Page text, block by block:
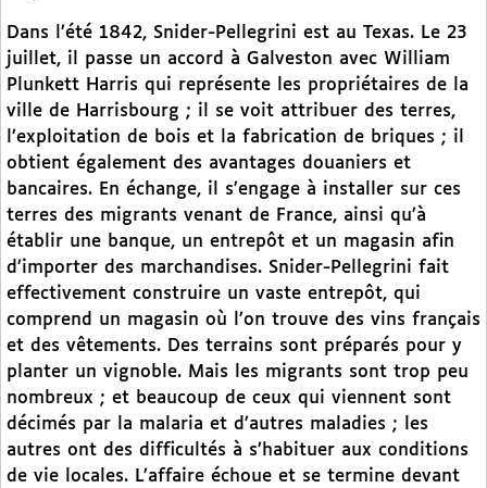
Dans l’été 1842, Snider-Pellegrini est au Texas. Le 23
juillet, il passe un accord à Galveston avec William
Plunkett Harris qui représente les propriétaires de la
ville de Harrisbourg ; il se voit attribuer des terres,
l’exploitation de bois et la fabrication de briques ; il
obtient également des avantages douaniers et
bancaires. En échange, il s’engage à installer sur ces
terres des migrants venant de France, ainsi qu’à
établir une banque, un entrepôt et un magasin afin
d’importer des marchandises. Snider-Pellegrini fait
effectivement construire un vaste entrepôt, qui
comprend un magasin où l’on trouve des vins français
et des vêtements. Des terrains sont préparés pour y
planter un vignoble. Mais les migrants sont trop peu
nombreux ; et beaucoup de ceux qui viennent sont
décimés par la malaria et d’autres maladies ; les
autres ont des difficultés à s’habituer aux conditions
de vie locales. L’affaire échoue et se termine devant